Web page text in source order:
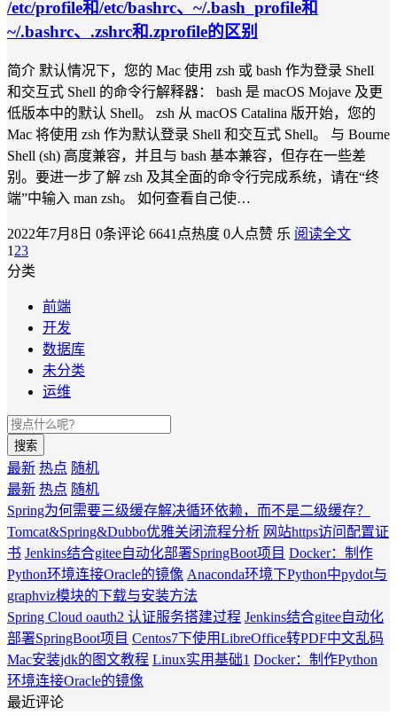
/etc/profile和/etc/bashrc、~/.bash_profile和
~/.bashrc、.zshrc和.zprofile的区别
简介 默认情况下，您的 Mac 使用 zsh 或 bash 作为登录 Shell
和交互式 Shell 的命令行解释器： bash 是 macOS Mojave 及更
低版本中的默认 Shell。 zsh 从 macOS Catalina 版开始，您的
Mac 将使用 zsh 作为默认登录 Shell 和交互式 Shell。 与 Bourne
Shell (sh) 高度兼容，并且与 bash 基本兼容，但存在一些差
别。要进一步了解 zsh 及其全面的命令行完成系统，请在“终
端”中输入 man zsh。 如何查看自己使…
2022年7月8日 0条评论 6641点热度 0人点赞 乐 阅读全文
1 23
分类
前端
开发
数据库
未分类
运维
搜索
最新 热点 随机
最新 热点 随机
Spring为何需要三级缓存解决循环依赖，而不是二级缓存？
Tomcat&Spring&Dubbo优雅关闭流程分析 网站https访问配置证
书 Jenkins结合gitee自动化部署SpringBoot项目 Docker：制作
Python环境连接Oracle的镜像 Anaconda环境下Python中pydot与
graphviz模块的下载与安装方法
Spring Cloud oauth2 认证服务搭建过程 Jenkins结合gitee自动化
部署SpringBoot项目 Centos7下使用LibreOffice转PDF中文乱码
Mac安装jdk的图文教程 Linux实用基础1 Docker：制作Python
环境连接Oracle的镜像
最近评论